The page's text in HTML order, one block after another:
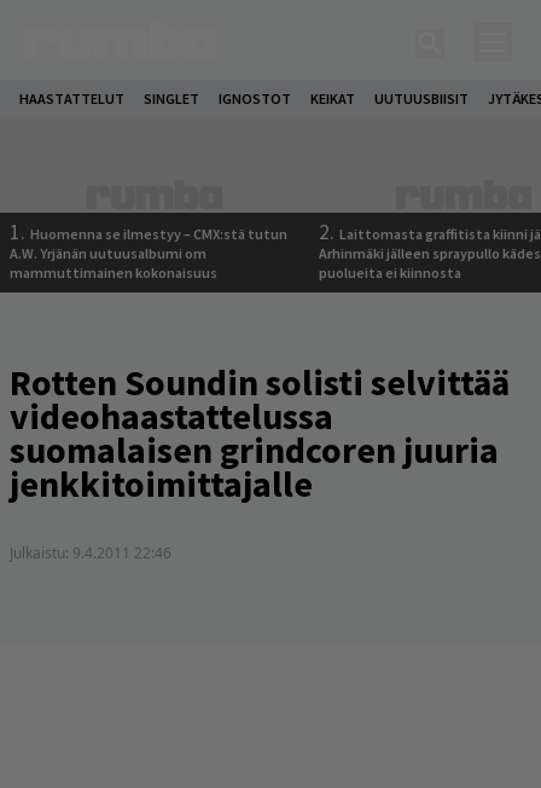
HAASTATTELUT SINGLET IGNOSTOT KEIKAT UUTUUSBIISIT
1. Huomenna se ilmestyy – CMX:stä tutun
A.W. Yrjänän uutuusalbumi om
mammuttimainen kokonaisuus
2. Laittomasta graffitista kiinni
Arhinmäki jälleen spraypullo
puolueita ei kiinnosta
Rotten Soundin solisti selvittää
videohaastattelussa
suomalaisen grindcoren juuria
jenkkitoimittajalle
Julkaistu: 9.4.2011 22:46